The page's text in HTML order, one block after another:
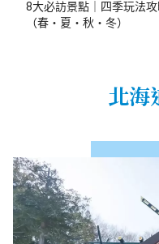
8大必訪景點｜四季玩法
（春・夏・秋・冬）
北海